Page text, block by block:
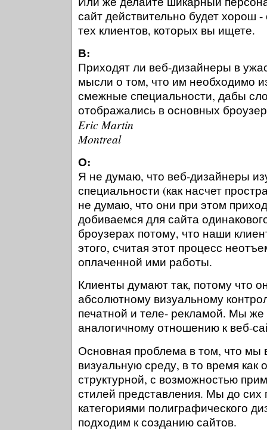
сайт действительно будет хорош
тех клиентов, которых вы ищете.
В:
Приходят ли веб-дизайнеры в
мысли о том, что им необходимо
смежные специальности, дабы
отображались в основных
Eric Martin
Montreal
О:
Я не думаю, что веб-дизайнеры
специальности (как насчет
не думаю, что они при этом
добиваемся для сайта
броузерах потому, что наши
этого, считая этот процесс
оплаченной ими работы.
Клиенты думают так, потому что
абсолютному визуальному
печатной и теле- рекламой. Мы же
аналогичному отношению к веб-
Основная проблема в том, что мы
визуальную среду, в то время как
структурной, с возможностью
стилей представления. Мы до
категориями полиграфического
подходим к созданию сайтов.